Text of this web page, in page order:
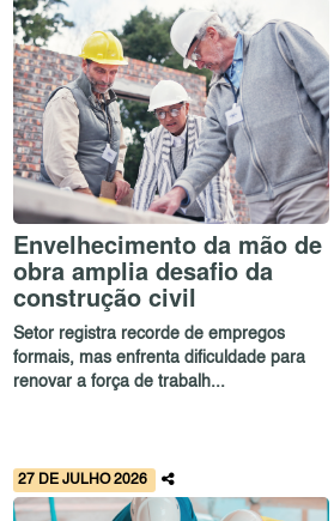
Envelhecimento da mão de
obra amplia desafio da
construção civil
Setor registra recorde de empregos
formais, mas enfrenta dificuldade para
renovar a força de trabalh...
27 DE JULHO 2026